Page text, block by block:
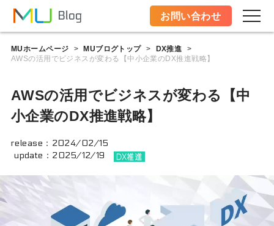
お問い合わせ
MUホームページ > MUブログトップ > DX推進
>
AWSの活用でビジネスが変わる【中小企業のDX推進戦略】
AWSの活用でビジネスが変わる【中
小企業のDX推進戦略】
release： 2024/02/15
update： 2025/12/19 DX推進